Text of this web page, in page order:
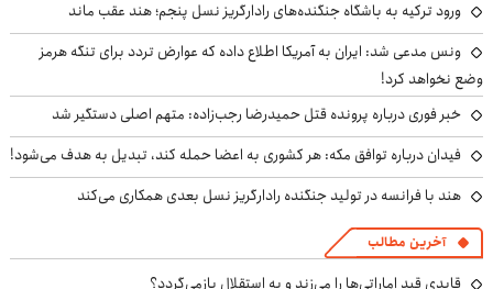
ورود ترکیه به باشگاه جنگنده‌های رادارگریز نسل پنجم؛ هند عقب ماند
ونس مدعی شد: ایران به آمریکا اطلاع داده که عوارض تردد برای تنگه هرمز
وضع نخواهد کرد!
خبر فوری درباره پرونده قتل حمیدرضا رجب‌زاده: متهم اصلی دستگیر شد
فیدان درباره توافق مکه: هر کشوری به اعضا حمله کند، تبدیل به هدف می‌شود!
هند با فرانسه در تولید جنگنده رادارگریز نسل بعدی همکاری می‌کند
آخرین مطالب
قایدی قید اماراتی‌ها را می‌زند و به استقلال بازمی‌گردد؟